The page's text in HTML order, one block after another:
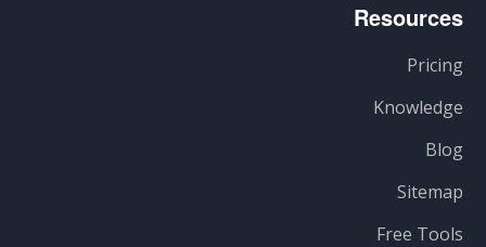
Resources
Pricing
Knowledge
Blog
Sitemap
Free Tools